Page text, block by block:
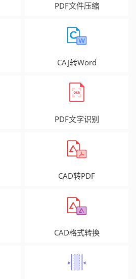
PDF文件压缩
CAJ转Word
PDF文字识别
CAD转PDF
CAD格式转换